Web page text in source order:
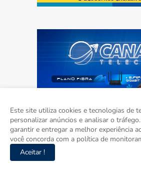
Este site utiliza cookies e tecnologias de
personalizar anúncios e analisar o
garantir e entregar a melhor experiência
você concorda com a política de
Aceitar !